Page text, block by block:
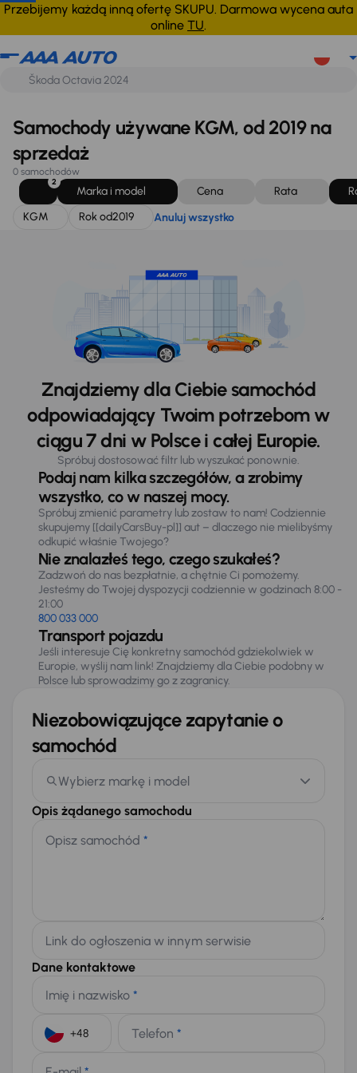
Przebijemy każdą inną ofertę SKUPU. Darmowa wycena auta
online TU.
KGM Rok od2019 Anuluj wszystko
Samochody używane KGM, od 2019 na
sprzedaż
0 samochodów
2
Marka i model Cena Rata
KGM
Rok od2019 Anuluj wszystko
Znajdziemy dla Ciebie samochód
odpowiadający Twoim potrzebom w
ciągu 7 dni w Polsce i całej Europie.
Spróbuj dostosować filtr lub wyszukać ponownie.
Podaj nam kilka szczegółów, a zrobimy
wszystko, co w naszej mocy.
Spróbuj zmienić parametry lub zostaw to nam! Codziennie
skupujemy [[dailyCarsBuy-pl]] aut – dlaczego nie mielibyśmy
odkupić właśnie Twojego?
Nie znalazłeś tego, czego szukałeś?
Zadzwoń do nas bezpłatnie, a chętnie Ci pomożemy.
Jesteśmy do Twojej dyspozycji codziennie w godzinach 8:00 -
21:00
800 033 000
Transport pojazdu
Jeśli interesuje Cię konkretny samochód gdziekolwiek w
Europie, wyślij nam link! Znajdziemy dla Ciebie podobny w
Polsce lub sprowadzimy go z zagranicy.
Niezobowiązujące zapytanie o
samochód
Wybierz markę i model
Opis żądanego samochodu
Opisz samochód *
Link do ogłoszenia w innym serwisie
Dane kontaktowe
Imię i nazwisko *
Telefon *